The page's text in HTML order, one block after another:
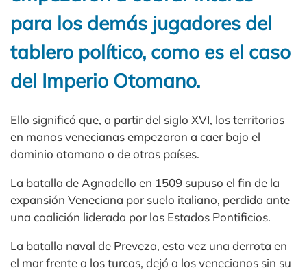
para los demás jugadores del
tablero político, como es el caso
del Imperio Otomano.
Ello significó que, a partir del siglo XVI, los territorios
en manos venecianas empezaron a caer bajo el
dominio otomano o de otros países.
La batalla de Agnadello en 1509 supuso el fin de la
expansión Veneciana por suelo italiano, perdida ante
una coalición liderada por los Estados Pontificios.
La batalla naval de Preveza, esta vez una derrota en
el mar frente a los turcos, dejó a los venecianos sin su